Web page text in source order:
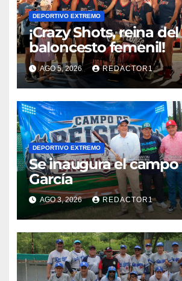
DEPORTIVO EXTREMO
¡Crazy Shots, reina del
baloncesto femenil!
AGO 5, 2026 REDACTOR1
DEPORTIVO EXTREMO
Se inaugura el
García
AGO 3, 2026 REDACTOR1